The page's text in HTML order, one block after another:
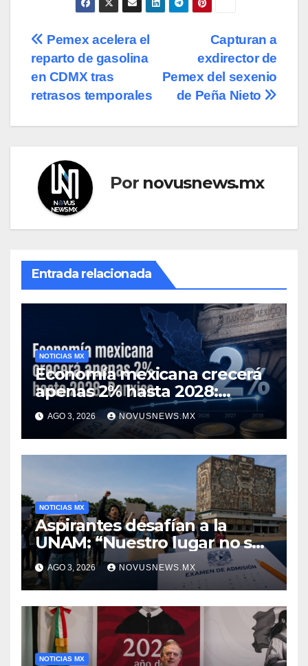
Navegación
de
entradas
Capturan a
exdirector de
Pemex del sexenio
de Peña Nieto
Pemex acelera el
reparto de gasolina
en CDMX tras
retrasos temporales
Por novusnews.mx
Entrada relacionada
NOTICIAS MX
Economía mexicana crecerá
apenas 2% hasta 2028:
Banxico
AGO 3, 2026 NOVUSNEWS.MX
NOTICIAS MX
Aspirantes desafían a la
UNAM: “Nuestro lugar no se
negocia”
AGO 3, 2026 NOVUSNEWS.MX
NOTICIAS MX